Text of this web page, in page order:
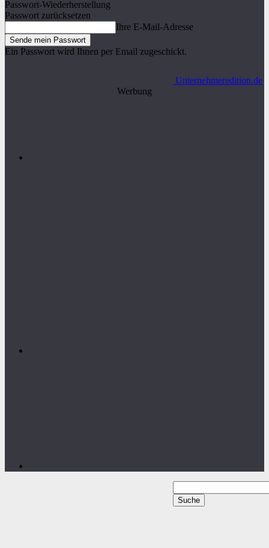
Passwort-Wiederherstellung
Passwort zurücksetzen
Ihre E-Mail-Adresse
Ein Passwort wird Ihnen per Email zugeschickt.
Unternehmeredition.de
Werbung